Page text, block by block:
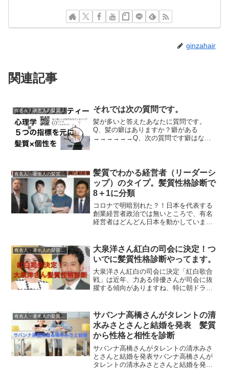
ginzahair
関連記事
有名人・著名人の髪質性格診断 それでは次の質問です。
髪が多いと答えたあなたに質問です。
Q、髪の癖はありますか？癖がある
→→→→→→Q、次の質問です癖はない
質性格診断」最初の質問...
有名人・著名人の髪質性格診断
髪質でわかる経営者（リーダーシ
ップ）のタイプ。髪質性格診断で
8＋1に分類
コロナで明暗別れた？！日本を代表する
創業経営者政治では無いところで、有名
経営者はどんどん日本を動かしています
せ・量・硬さ・太さ・色の５項目を５段
階で判定します。８＋１の...
有名人・著名人の髪質性格診断
大泉洋さん紅白の司会に決定！つ
いでに髪質性格診断やってます。
大泉洋さん紅白の司会に決定「紅白歌合
戦」は近年、力ある俳優さんが司会に抜
擢する傾向がありますね、特に朝ドライ
れば当然の流れでしょうし、今後
SMAP、TOKIO、嵐がい...
有名人・著名人の髪質性格診断
サバンナ高橋さんがタレントの清
水みさとさんと結婚を発表 髪質
から性格と相性を診断
サバンナ高橋さんがタレントの清水みさ
とさんと結婚を発表サバンナ高橋さんが
タレントの清水みさとさんと結婚を発